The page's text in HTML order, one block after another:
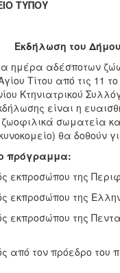
ΤΥΠΟΥ
Εκδήλωση του
ημέρα αδέσποτων
Τίτου από τις 11
Κτηνιατρικού
είναι η
σωματεία
θα δοθούν
πρόγραμμα:
εκπροσώπου της
εκπροσώπου της
εκπροσώπου της
από τον πρόεδρο του